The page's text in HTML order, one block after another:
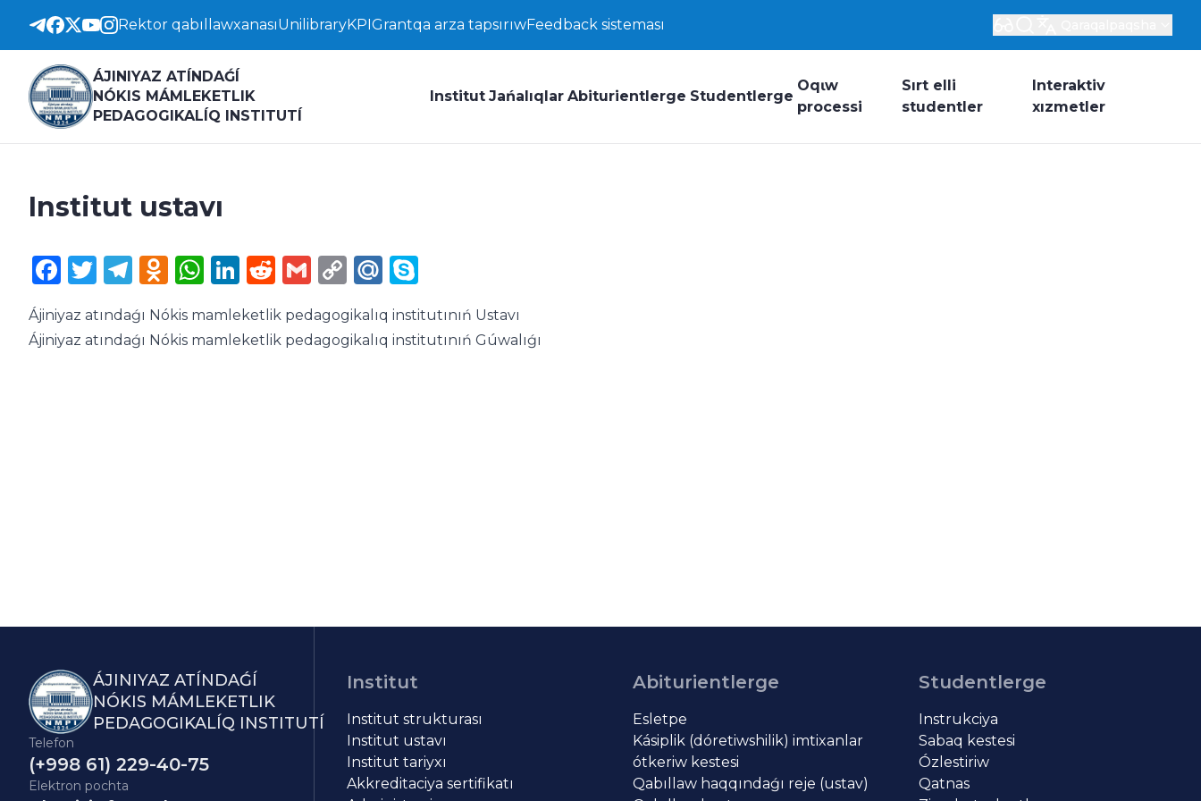
Rektor qabıllawxanasıUnilibraryKPIGrantqa arza tapsırıwFeedback sisteması
ÁJINIYAZ ATÍNDAǴÍ
NÓKIS MÁMLEKETLIK
PEDAGOGIKALÍQ INSTITUTÍ
Institut Jańalıqlar Abiturientlerge Studentlerge
Oqɩw
processi
Sırt elli
studentler
Interaktiv
xızmetler
Institut ustavı
Facebook
Twitter
Telegram
Odnoklassniki
WhatsApp
LinkedIn
Reddit
Gmail
CopyMail.Ru
Ájiniyaz atındaǵı Nókis mamleketlik pedagogikalıq institutınıń Ustavı
Ájiniyaz atındaǵı Nókis mamleketlik pedagogikalıq institutınıń Gúwalıǵı
ÁJINIYAZ ATÍNDAǴÍ
NÓKIS MÁMLEKETLIK
PEDAGOGIKALÍQ INSTITUTÍ
Telefon
(+998 61) 229-40-75
Elektron pochta
Institut
Institut strukturası
Institut ustavı
Institut tariyxı
Akkreditaciya sertifikatı
Abiturientlerge
Esletpe
Kásiplik (dóretiwshilik) imtixanlar
ótkeriw kestesi
Qabıllaw haqqındaǵı reje (ustav)
Studentlerge
Instrukciya
Sabaq kestesi
Ózlestiriw
Qatnas